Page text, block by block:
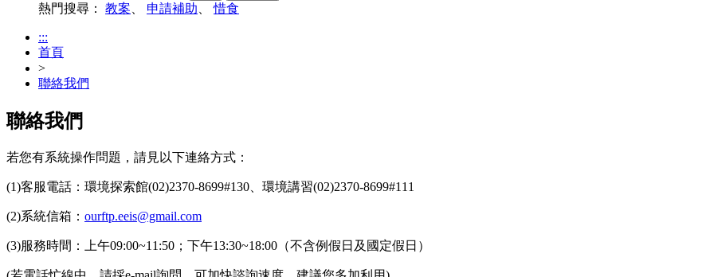
熱門搜尋： 教案 申請補助 、惜食
:::
首頁
>
聯絡我們
聯絡我們
若您有系統操作問題，請見以下連絡方式：
(1)客服電話：環境探索館(02)2370-8699#130、環境講習(02)2370-8699#111
(2)系統信箱： ourftp.eeis@gmail.com
(3)服務時間：上午09:00~11:50；下午13:30~18:00（不含例假日及國定假日）